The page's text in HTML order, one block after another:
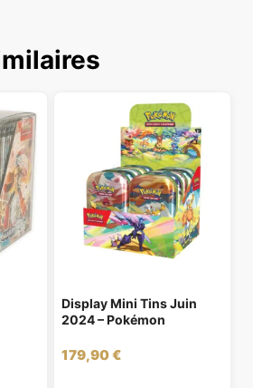
Display Mini Tins Juin
2024 – Pokémon
179,90€